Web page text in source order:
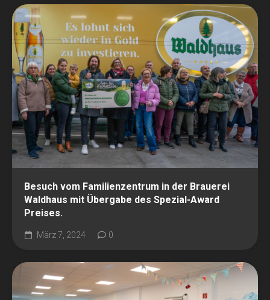
Besuch vom Familienzentrum in der Brauerei
Waldhaus mit Übergabe des Spezial-Award
Preises.
März 7, 2024 0